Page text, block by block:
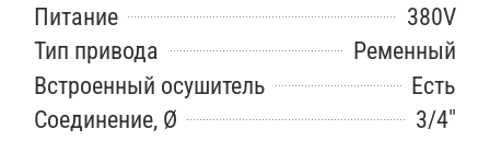
Питание
380V
Тип привода
Ременный
Встроенный осушитель
Есть
Соединение, Ø
3/4″